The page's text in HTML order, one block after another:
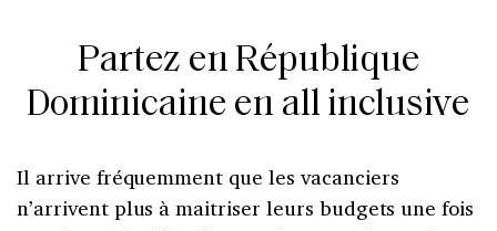
Partez en République
Dominicaine en all inclusive
Il arrive fréquemment que les vacanciers
n’arrivent plus à maitriser leurs budgets une fois